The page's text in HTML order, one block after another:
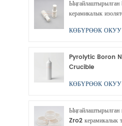
керамикалык
КӨБҮРӨӨК ОКУУ
Pyrolytic Boron
Crucible
КӨБҮРӨӨК ОКУУ
Ыңгайлаштырылган
Zro2 керамикалык